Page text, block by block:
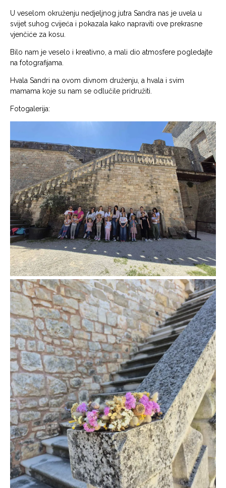
U veselom okruženju nedjeljnog jutra Sandra nas je uvela u
svijet suhog cvijeća i pokazala kako napraviti ove prekrasne
vjenčiće za kosu.
Bilo nam je veselo i kreativno, a mali dio atmosfere pogledajte
na fotografijama.
Hvala Sandri na ovom divnom druženju, a hvala i svim
mamama koje su nam se odlučile pridružiti.
Fotogalerija: